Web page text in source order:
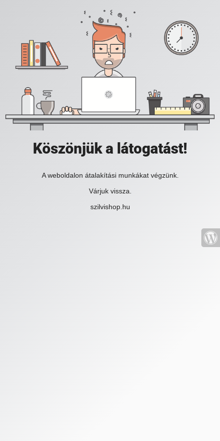
Köszönjük a látogatást!
A weboldalon átalakítási munkákat végzünk.
Várjuk vissza.
szilvishop.hu